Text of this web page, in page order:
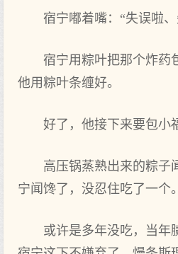
宿宁嘟着嘴：“失误啦
宿宁用粽叶把那个‌炸药
他用粽叶条缠好。
好了，他接下来要包小
高压锅蒸熟出来的粽子
宁闻馋了，没忍住吃了一个‌。
或许是多年‌没吃，当年‌